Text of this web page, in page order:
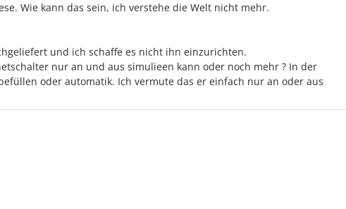
Wie kann das sein, ich verstehe die Welt nicht mehr.
und ich schaffe es nicht ihn einzurichten.
nur an und aus simulieen kann oder noch mehr ? In der
oder automatik. Ich vermute das er einfach nur an oder aus